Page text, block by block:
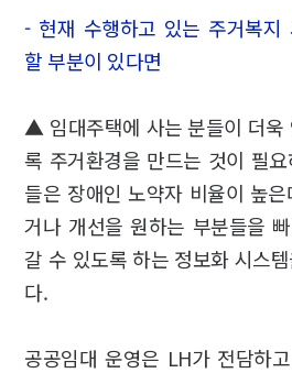
- 현재 수행하고 있는 주거복지
할 부분이 있다면
▲ 임대주택에 사는 분들이 더욱
록 주거환경을 만드는 것이 필
들은 장애인 노약자 비율이 높
거나 개선을 원하는 부분들을
갈 수 있도록 하는 정보화 시스
다.
공공임대 운영은 LH가 전담하